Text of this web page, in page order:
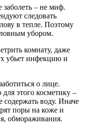
– не миф.
следовать
в тепле. Поэтому
убором.
комнату, даже
убьет инфекцию и
о лице.
этого косметику –
воду. Иначе
поры на коже и
обмораживания.